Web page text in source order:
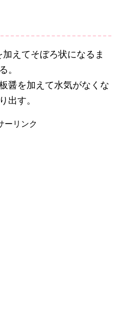
えてそぼろ状になるま
。
醤を加えて水気がなくな
出す。
ーリンク